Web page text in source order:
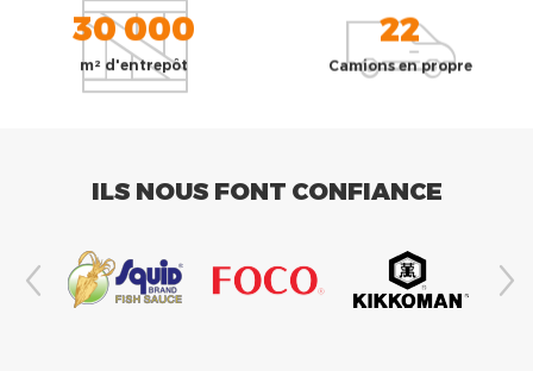
30 000
m² d'entrepôt
22
Camions en propre
ILS NOUS FONT CONFIANCE